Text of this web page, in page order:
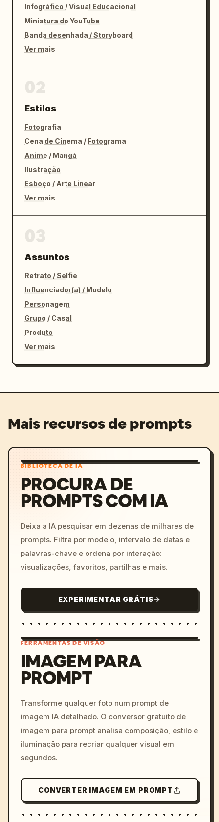
Infográfico / Visual Educacional
Miniatura do YouTube
Banda desenhada / Storyboard
Ver mais
Estilos
Fotografia
Cena de Cinema / Fotograma
Anime / Mangá
Ilustração
Esboço / Arte Linear
Ver mais
Assuntos
Retrato / Selfie
Influenciador(a) / Modelo
Personagem
Grupo / Casal
Produto
Ver mais
Mais recursos de prompts
BIBLIOTECA DE IA
PROCURA DE
PROMPTS COM IA
Deixa a IA pesquisar em dezenas de milhares de
prompts. Filtra por modelo, intervalo de datas e
palavras-chave e ordena por interação:
visualizações, favoritos, partilhas e mais.
EXPERIMENTAR GRÁTIS
colors, 8k --v 6.0
FERRAMENTAS DE VISÃO
IMAGEM PARA
PROMPT
Transforme qualquer foto num prompt de
imagem IA detalhado. O conversor gratuito de
imagem para prompt analisa composição, estilo e
iluminação para recriar qualquer visual em
segundos.
CONVERTER IMAGEM EM PROMPT